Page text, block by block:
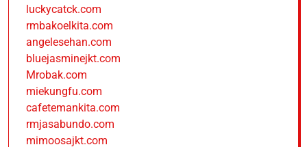
luckycatck.com
rmbakoelkita.com
angelesehan.com
bluejasminejkt.com
Mrobak.com
miekungfu.com
cafetemankita.com
rmjasabundo.com
mimoosajkt.com